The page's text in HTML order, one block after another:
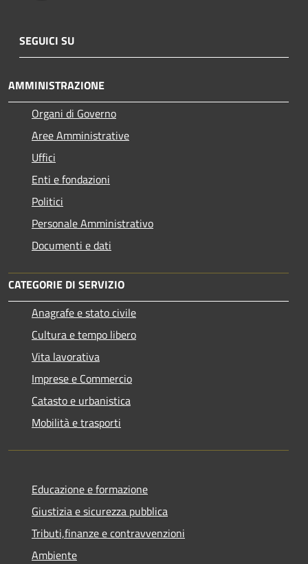
SEGUICI SU
AMMINISTRAZIONE
Organi di Governo
Aree Amministrative
Uffici
Enti e fondazioni
Politici
Personale Amministrativo
Documenti e dati
CATEGORIE DI SERVIZIO
Anagrafe e stato civile
Cultura e tempo libero
Vita lavorativa
Imprese e Commercio
Catasto e urbanistica
Mobilità e trasporti
Educazione e formazione
Giustizia e sicurezza pubblica
Tributi,finanze e contravvenzioni
Ambiente